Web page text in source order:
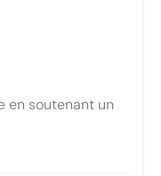
en soutenant un